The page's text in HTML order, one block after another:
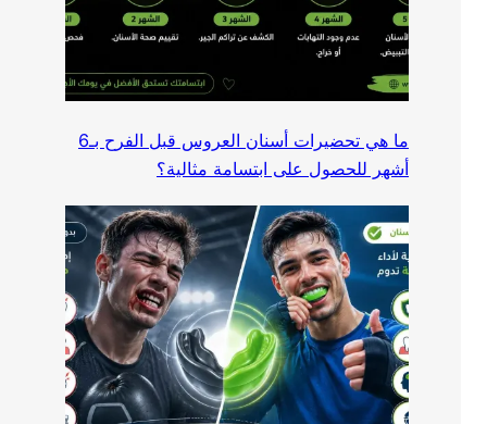
ما هي تحضيرات أسنان العروس قبل الفرح بـ6
أشهر للحصول على ابتسامة مثالية؟